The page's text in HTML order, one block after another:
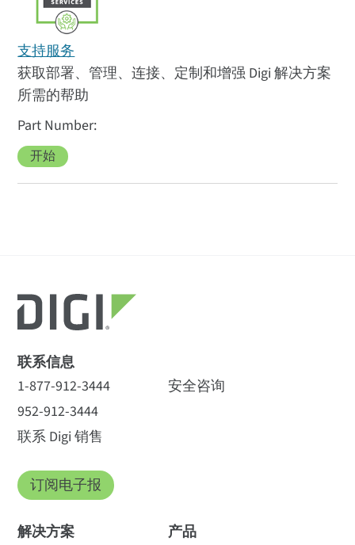
支持服务
获取部署、管理、连接、定制和增强 Digi 解决方案
所需的帮助
开始
联系信息
1-877-912-3444
952-912-3444
联系 Digi 销售
安全咨询
订阅电子报
解决方案
产品